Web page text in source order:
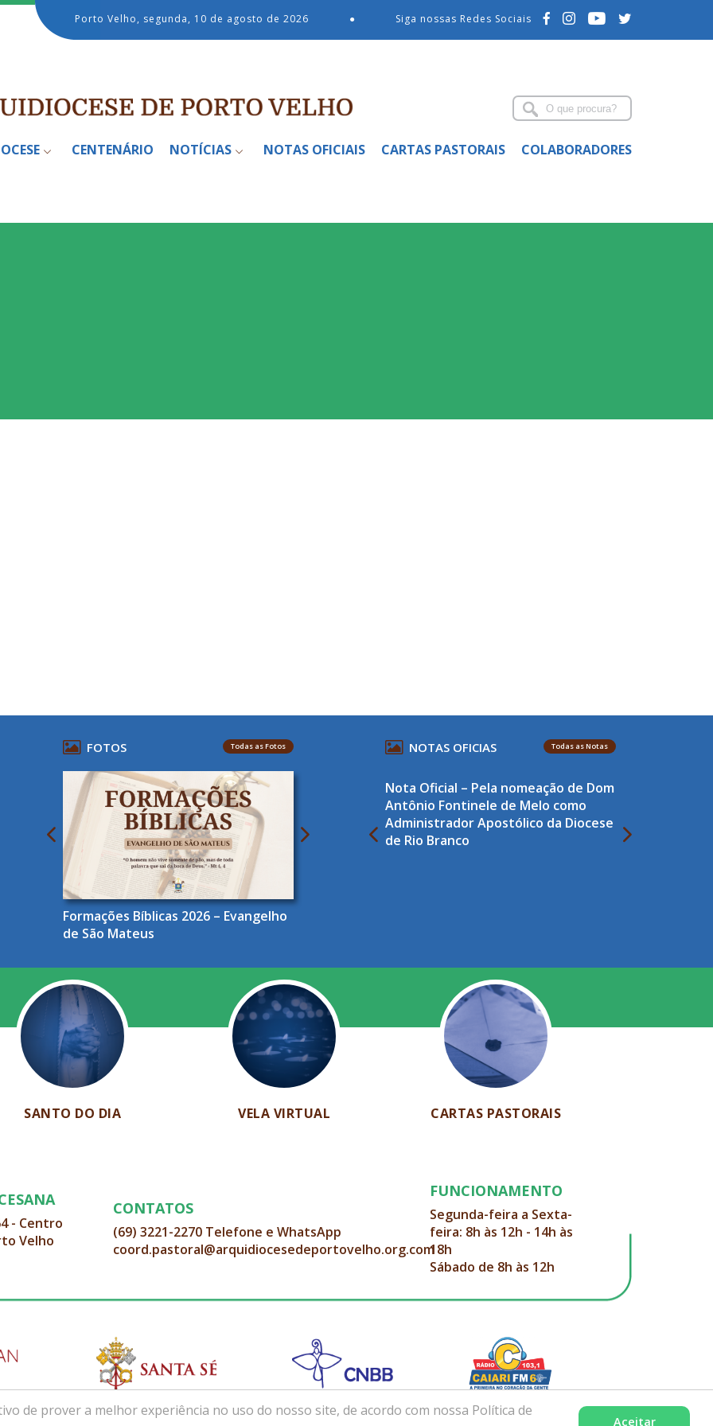
de prover a melhor experiência no uso do nosso site, de acordo com nossa Política de
Aceitar
Porto Velho, segunda, 10 de agosto de 2026 ● Siga nossas Redes Sociais
CENTENÁRIO NOTÍCIAS NOTAS OFICIAIS CARTAS PASTORAIS COLABORADORES
FOTOS Todas as Fotos
Formações Bíblicas 2026 – Evangelho
de São Mateus
NOTAS OFICIAS Todas as Notas
Nota Oficial – Pela nomeação de Dom
Antônio Fontinele de Melo como
Administrador Apostólico da Diocese
de Rio Branco
SANTO DO DIA VELA VIRTUAL CARTAS PASTORAIS
- Centro
Velho
CONTATOS
(69) 3221-2270 Telefone e WhatsApp
coord.pastoral@arquidiocesedeportovelho.org.com
FUNCIONAMENTO
Segunda-feira a Sexta-
feira: 8h às 12h - 14h às
18h
Sábado de 8h às 12h